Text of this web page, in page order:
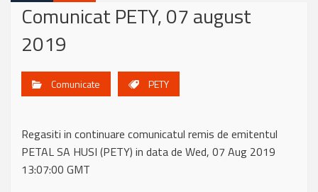
Comunicat PETY, 07 august
2019
Comunicate PETY
Regasiti in continuare comunicatul remis de emitentul
PETAL SA HUSI (PETY) in data de Wed, 07 Aug 2019
13:07:00 GMT